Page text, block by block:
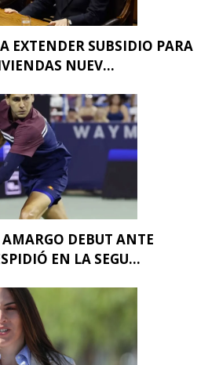
EXTENDER SUBSIDIO PARA
NUEV...
DEBUT ANTE
EN LA SEGU...